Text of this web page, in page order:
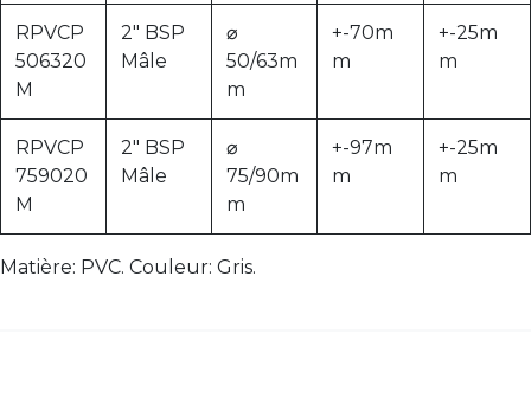
RPVCP
506320
M
2" BSP
Mâle
⌀
50/63m
m
+-70m
m
+-25m
m
RPVCP
759020
M
2" BSP
Mâle
⌀
75/90m
m
+-97m
m
+-25m
m
Matière: PVC. Couleur: Gris.